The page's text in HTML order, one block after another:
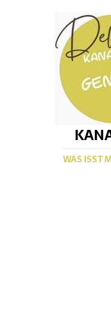
WAS ISST